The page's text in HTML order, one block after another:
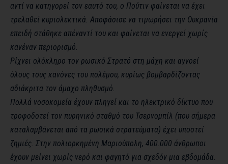
αντί να κατηγορεί τον εαυτό του, ο Πούτιν φαίνεται να έχει
τρελαθεί κυριολεκτικά. Αποφάσισε να τιμωρήσει την Ουκρανία
επειδή στάθηκε απέναντί ​​του και φαίνεται να ενεργεί χωρίς
κανέναν περιορισμό.
Ρίχνει ολόκληρο τον ρωσικό Στρατό στη μάχη και αγνοεί
όλους τους κανόνες του πολέμου, κυρίως βομβαρδίζοντας
αδιάκριτα τον άμαχο πληθυσμό.
Πολλά νοσοκομεία έχουν πληγεί και το ηλεκτρικό δίκτυο που
τροφοδοτεί τον πυρηνικό σταθμό του Τσερνομπίλ (που σήμερα
καταλαμβάνεται από τα ρωσικά στρατεύματα) έχει υποστεί
ζημιές. Στην πολιορκημένη Μαριούπολη, 400.000 άνθρωποι
έχουν μείνει χωρίς νερό και φαγητό για σχεδόν μια εβδομάδα.